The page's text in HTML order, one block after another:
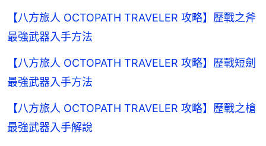
【八方旅人 OCTOPATH TRAVELER 攻略】歷戰之斧
最強武器入手方法
【八方旅人 OCTOPATH TRAVELER 攻略】歷戰短劍
最強武器入手方法
【八方旅人 OCTOPATH TRAVELER 攻略】歷戰之槍
最強武器入手解說